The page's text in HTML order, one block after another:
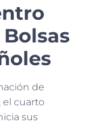
de
el cuarto
sus